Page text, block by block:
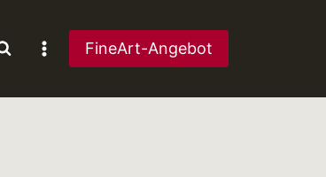
FineArt-Angebot